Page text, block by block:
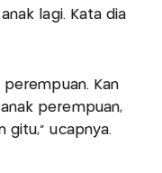
lagi. Kata dia
Kan
perempuan,
gitu," ucapnya.